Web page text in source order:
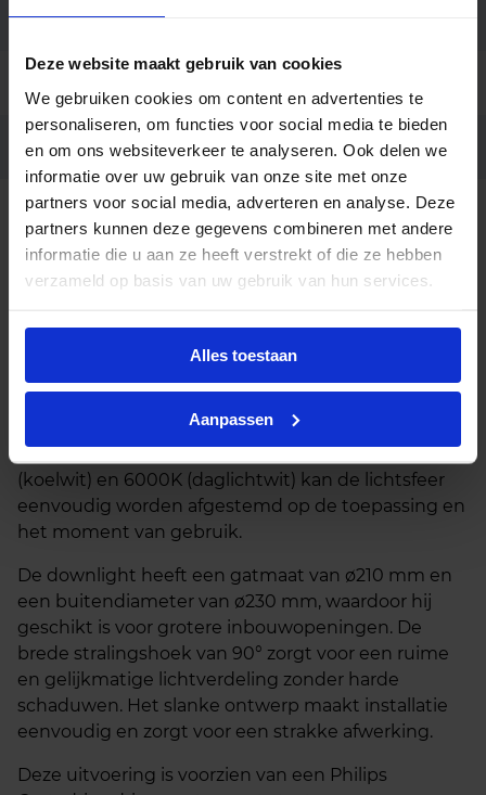
Deze website maakt gebruik van cookies
We gebruiken cookies om content en advertenties te
personaliseren, om functies voor social media te bieden
en om ons websiteverkeer te analyseren. Ook delen we
informatie over uw gebruik van onze site met onze
partners voor social media, adverteren en analyse. Deze
partners kunnen deze gegevens combineren met andere
informatie die u aan ze heeft verstrekt of die ze hebben
verzameld op basis van uw gebruik van hun services.
Alles toestaan
Aanpassen
Aansluiting
Code LU029605
Beschrijving
Deze Meba Prisma LED downlight is een krachtige
flexibele lichtinstellingen in uiteenlopende
binnenruimtes. Met een vermogen van 15 watt en
een lichtopbrengst van 1650 lumen biedt deze spot
betrouwbare prestaties voor woningen, kantoren,
entrees en sanitaire ruimtes. Dankzij de instelbare
kleurtemperatuur van 3000K (warmwit), 4000K
(koelwit) en 6000K (daglichtwit) kan de lichtsfeer
eenvoudig worden afgestemd op de toepassing en
het moment van gebruik.
De downlight heeft een gatmaat van ø210 mm en
een buitendiameter van ø230 mm, waardoor hij
geschikt is voor grotere inbouwopeningen. De
brede stralingshoek van 90° zorgt voor een ruime
en gelijkmatige lichtverdeling zonder harde
schaduwen. Het slanke ontwerp maakt installatie
eenvoudig en zorgt voor een strakke afwerking.
Deze uitvoering is voorzien van een Philips